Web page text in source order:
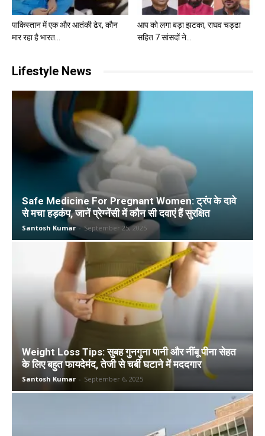
पाकिस्तान में एक और आतंकी ढेर, कौन
मार रहा है भारत...
आप को लगा बड़ा झटका, राघव चड्ढा
सहित 7 सांसदों ने...
Lifestyle News
Safe Medicine For Pregnant Women: ट्रंप के दावे
से मचा हड़कंप, जानें प्रेग्नेंसी में कौन सी दवाएं हैं सुरक्षित
Santosh Kumar - September 25, 2025
Weight Loss Tips: सुबह गुनगुना पानी और नींबू पीना सेहत
के लिए बहुत फायदेमंद, तेजी से चर्बी घटाने में मददगार
Santosh Kumar - September 6, 2025